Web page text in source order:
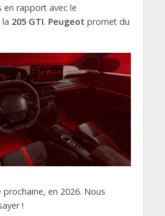
en rapport avec le
205 GTI. Peugeot promet du
prochaine, en 2026. Nous
!